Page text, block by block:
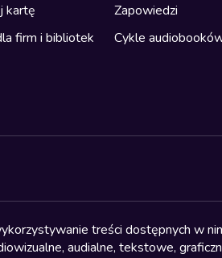
kartę
firm i bibliotek
Zapowiedzi
Cykle
treści dostępnych w
audialne, tekstowe,